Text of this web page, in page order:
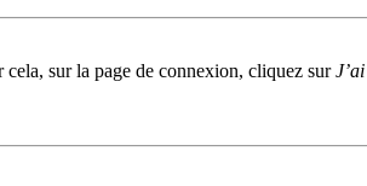
cela, sur la page de connexion, cliquez sur